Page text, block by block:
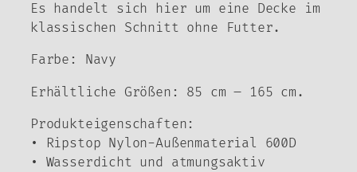
Es handelt sich hier um eine Decke im
klassischen Schnitt ohne Futter.
Farbe: Navy
Erhältliche Größen: 85 cm – 165 cm.
Produkteigenschaften:
• Ripstop Nylon-Außenmaterial 600D
• Wasserdicht und atmungsaktiv